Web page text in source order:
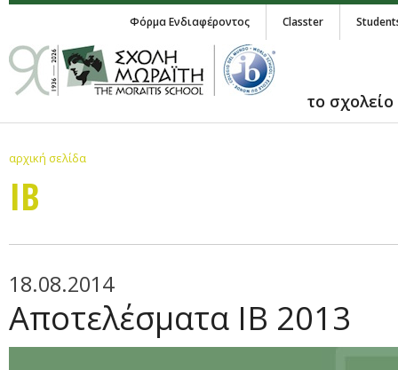
Φόρμα Ενδιαφέροντος Classter
το σχολείο
αρχική σελίδα
IB
18.08.2014
Αποτελέσματα IB 2013